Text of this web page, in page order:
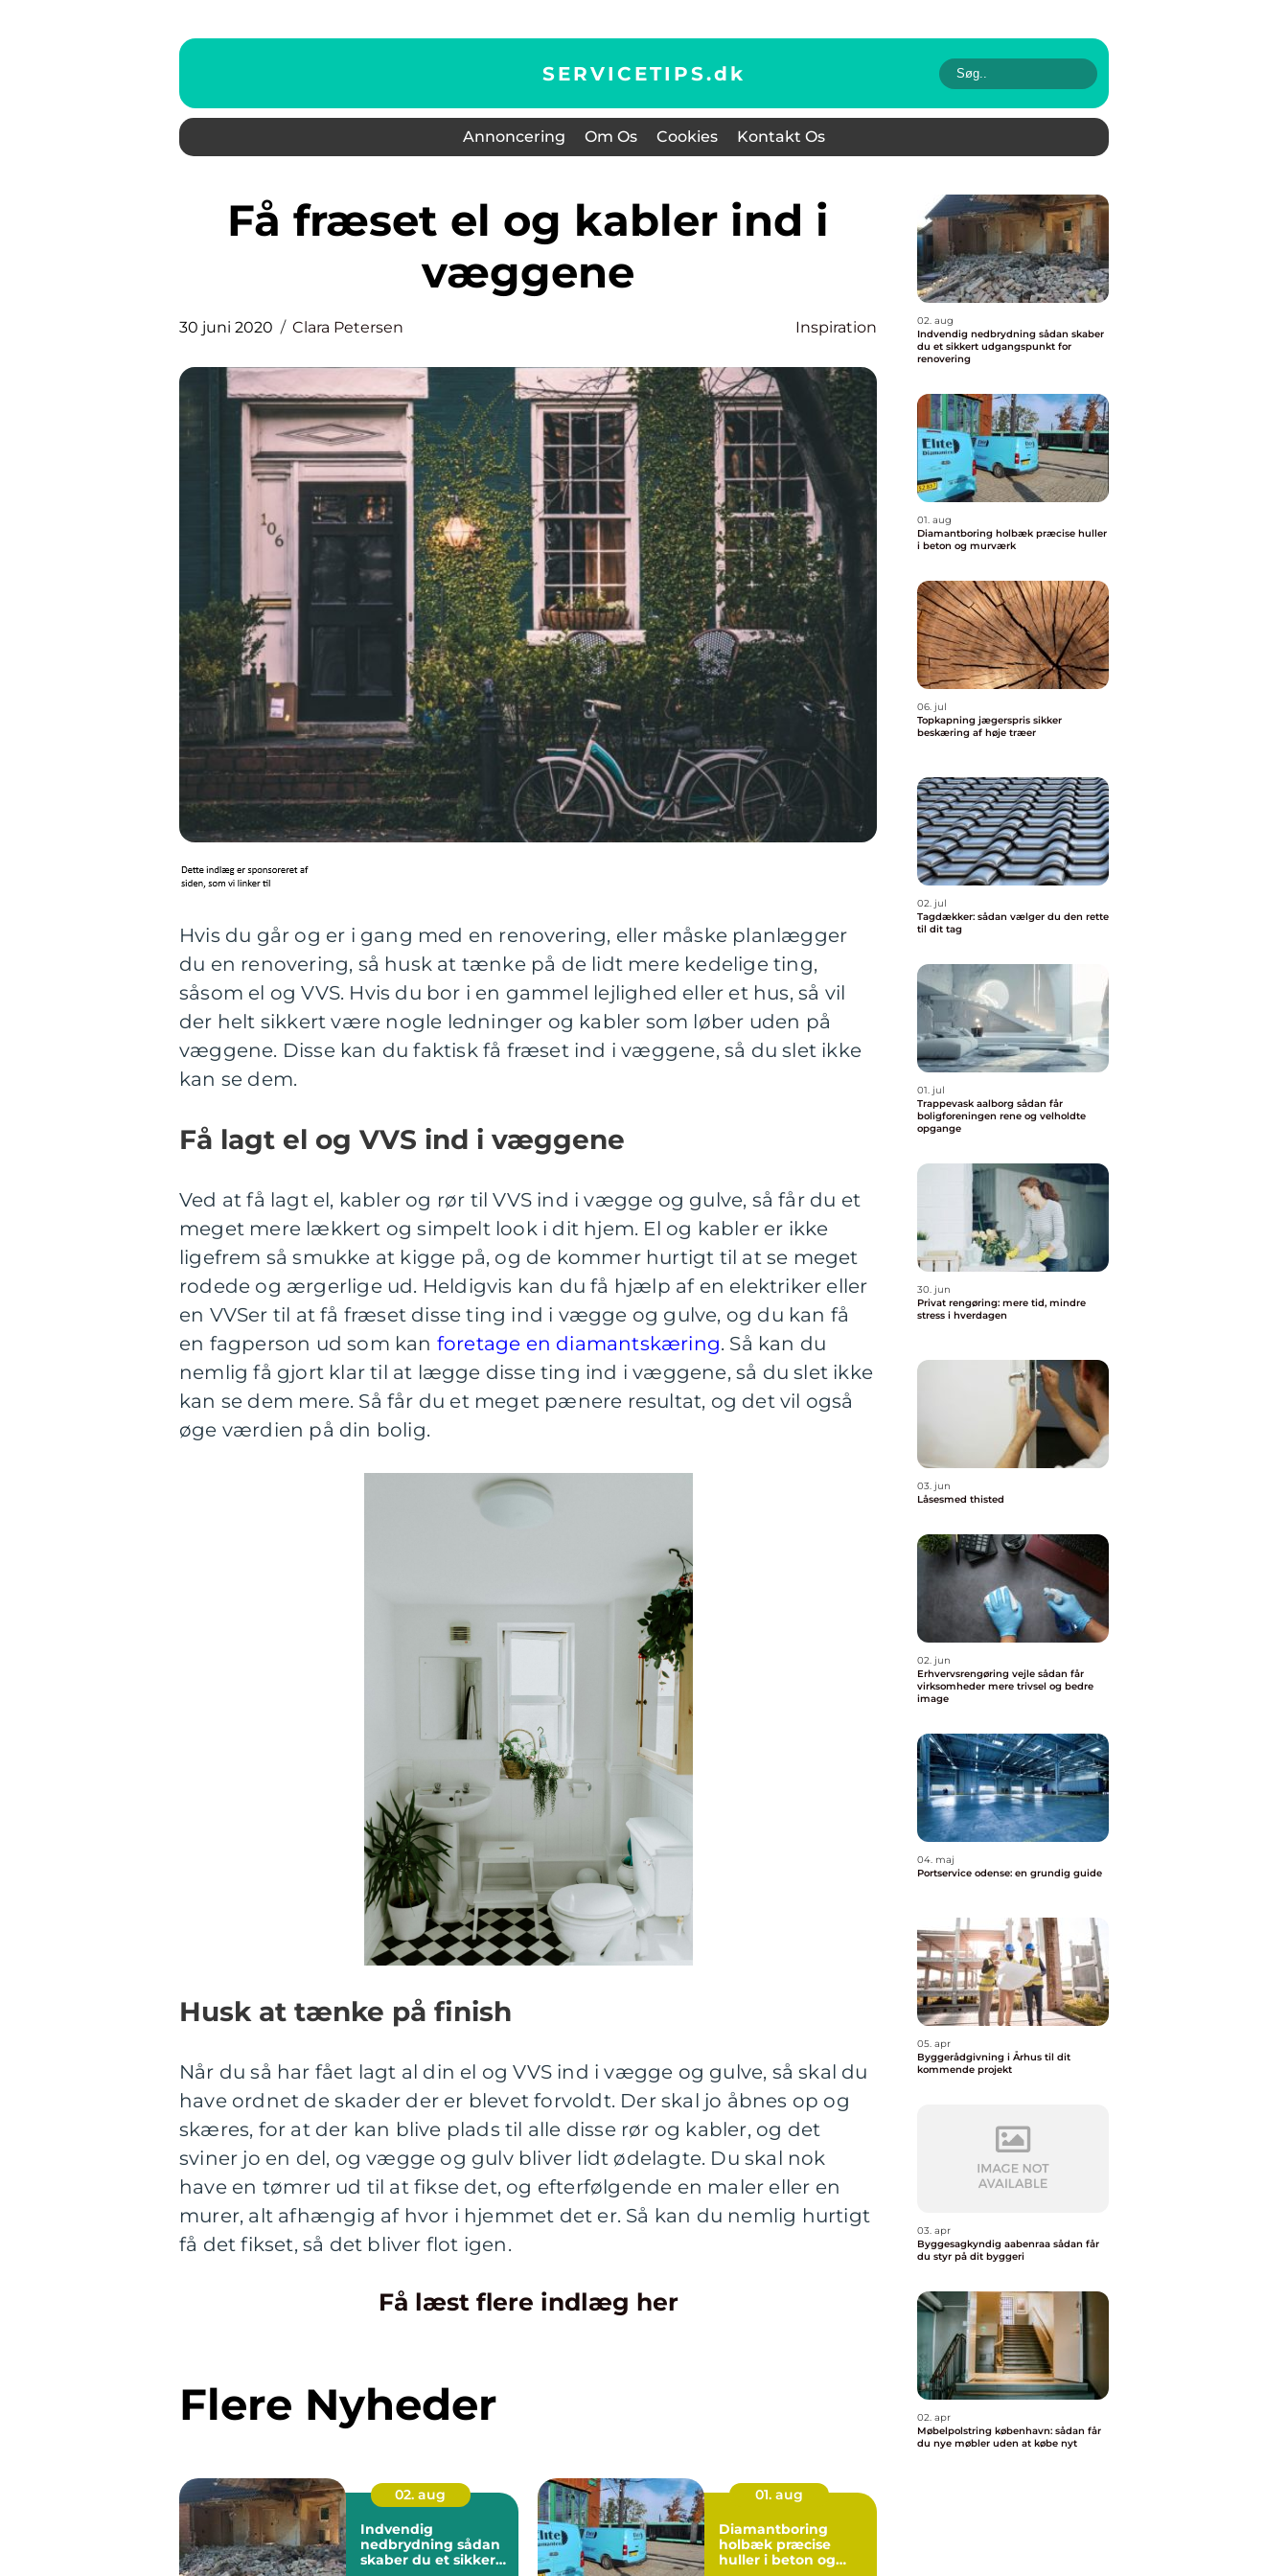
SERVICETIPS.dk
Annoncering Om Os Cookies Kontakt Os
Få fræset el og kabler ind i
væggene
30 juni 2020 Clara Petersen Inspiration
Hvis du går og er i gang med en renovering, eller måske planlægger
du en renovering, så husk at tænke på de lidt mere kedelige ting,
såsom el og VVS. Hvis du bor i en gammel lejlighed eller et hus, så vil
der helt sikkert være nogle ledninger og kabler som løber uden på
væggene. Disse kan du faktisk få fræset ind i væggene, så du slet ikke
kan se dem.
Få lagt el og VVS ind i væggene
Ved at få lagt el, kabler og rør til VVS ind i vægge og gulve, så får du et
meget mere lækkert og simpelt look i dit hjem. El og kabler er ikke
ligefrem så smukke at kigge på, og de kommer hurtigt til at se meget
rodede og ærgerlige ud. Heldigvis kan du få hjælp af en elektriker eller
en VVSer til at få fræset disse ting ind i vægge og gulve, og du kan få
en fagperson ud som kan foretage en diamantskæring. Så kan du
nemlig få gjort klar til at lægge disse ting ind i væggene, så du slet ikke
kan se dem mere. Så får du et meget pænere resultat, og det vil også
øge værdien på din bolig.
Husk at tænke på finish
Når du så har fået lagt al din el og VVS ind i vægge og gulve, så skal du
have ordnet de skader der er blevet forvoldt. Der skal jo åbnes op og
skæres, for at der kan blive plads til alle disse rør og kabler, og det
sviner jo en del, og vægge og gulv bliver lidt ødelagte. Du skal nok
have en tømrer ud til at fikse det, og efterfølgende en maler eller en
murer, alt afhængig af hvor i hjemmet det er. Så kan du nemlig hurtigt
få det fikset, så det bliver flot igen.
Få læst flere indlæg her
Flere Nyheder
02. aug
Indvendig
nedbrydning sådan
skaber du et sikkert
01. aug
Diamantboring
holbæk præcise
huller i beton og
02. aug
Indvendig nedbrydning sådan skaber
du et sikkert udgangspunkt for
renovering
01. aug
Diamantboring holbæk præcise huller
i beton og murværk
06. jul
Topkapning jægerspris sikker
beskæring af høje træer
02. jul
Tagdækker: sådan vælger du den rette
til dit tag
01. jul
Trappevask aalborg sådan får
boligforeningen rene og velholdte
opgange
30. jun
Privat rengøring: mere tid, mindre
stress i hverdagen
03. jun
Låsesmed thisted
02. jun
Erhvervsrengøring vejle sådan får
virksomheder mere trivsel og bedre
image
04. maj
Portservice odense: en grundig guide
05. apr
Byggerådgivning i Århus til dit
kommende projekt
03. apr
Byggesagkyndig aabenraa sådan får
du styr på dit byggeri
02. apr
Møbelpolstring københavn: sådan får
du nye møbler uden at købe nyt